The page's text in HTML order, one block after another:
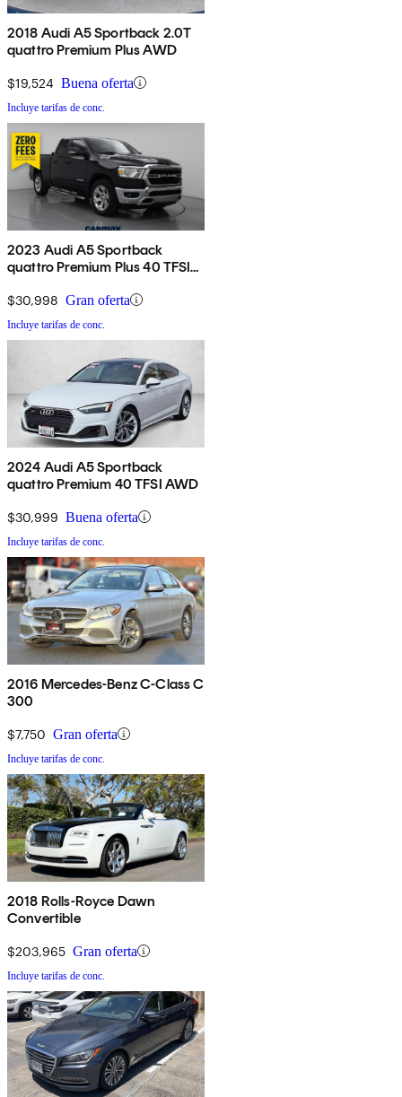
2018 Audi A5 Sportback 2.0T
quattro Premium Plus AWD
$19,524 Buena oferta
Incluye tarifas de conc.
2023 Audi A5 Sportback
quattro Premium Plus 40 TFSI
$30,998 Gran oferta
Incluye tarifas de conc.
2024 Audi A5 Sportback
quattro Premium 40 TFSI AWD
$30,999 Buena oferta
Incluye tarifas de conc.
2016 Mercedes-Benz C-Class C
300
$7,750 Gran oferta
Incluye tarifas de conc.
2018 Rolls-Royce Dawn
Convertible
$203,965 Gran oferta
Incluye tarifas de conc.